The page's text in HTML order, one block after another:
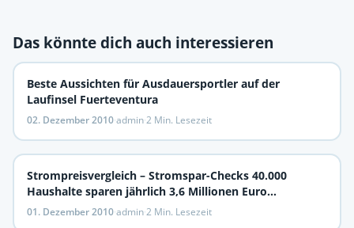
Das könnte dich auch interessieren
Beste Aussichten für Ausdauersportler auf der
Laufinsel Fuerteventura
02. Dezember 2010·admin·2 Min. Lesezeit
Strompreisvergleich – Stromspar-Checks 40.000
Haushalte sparen jährlich 3,6 Millionen Euro
Stromkosten
01. Dezember 2010·admin·2 Min. Lesezeit